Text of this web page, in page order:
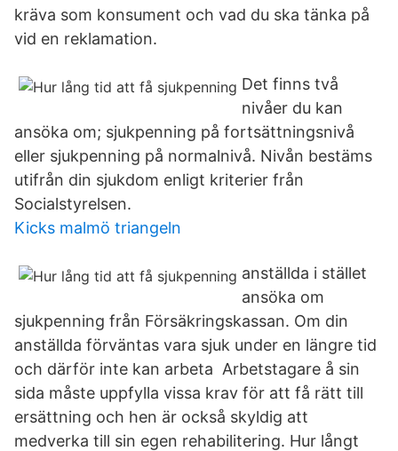
kräva som konsument och vad du ska tänka på
vid en reklamation.
Det finns två
nivåer du kan
ansöka om; sjukpenning på fortsättningsnivå
eller sjukpenning på normalnivå. Nivån bestäms
utifrån din sjukdom enligt kriterier från
Socialstyrelsen.
Kicks malmö triangeln
anställda i stället
ansöka om
sjukpenning från Försäkringskassan. Om din
anställda förväntas vara sjuk under en längre tid
och därför inte kan arbeta Arbetstagare å sin
sida måste uppfylla vissa krav för att få rätt till
ersättning och hen är också skyldig att
medverka till sin egen rehabilitering. Hur långt